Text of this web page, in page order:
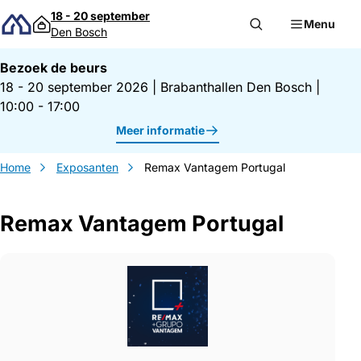
Direct naar inhoud
18 - 20 september
Den Bosch
Menu
Bezoek de beurs
18 - 20 september 2026
Brabanthallen Den Bosch
10:00 - 17:00
Meer informatie
Home Exposanten Remax Vantagem Portugal
Remax Vantagem Portugal
Gegevens Remax Vantagem Portugal